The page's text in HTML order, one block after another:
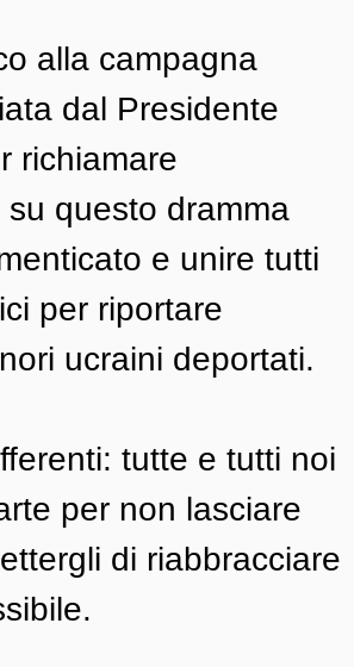
alla campagna
dal Presidente
richiamare
su questo dramma
e unire tutti
per riportare
ucraini deportati.
tutte e tutti noi
per non lasciare
di riabbracciare